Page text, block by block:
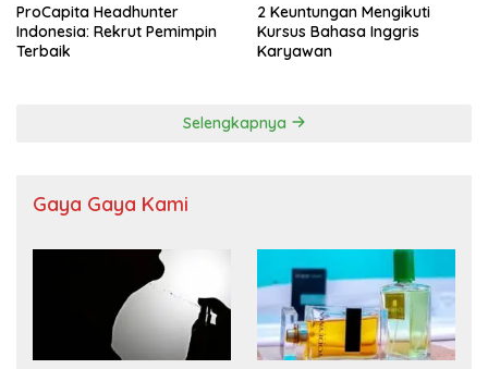
ProCapita Headhunter
Indonesia: Rekrut Pemimpin
Terbaik
2 Keuntungan Mengikuti
Kursus Bahasa Inggris
Karyawan
Selengkapnya
Gaya Gaya Kami